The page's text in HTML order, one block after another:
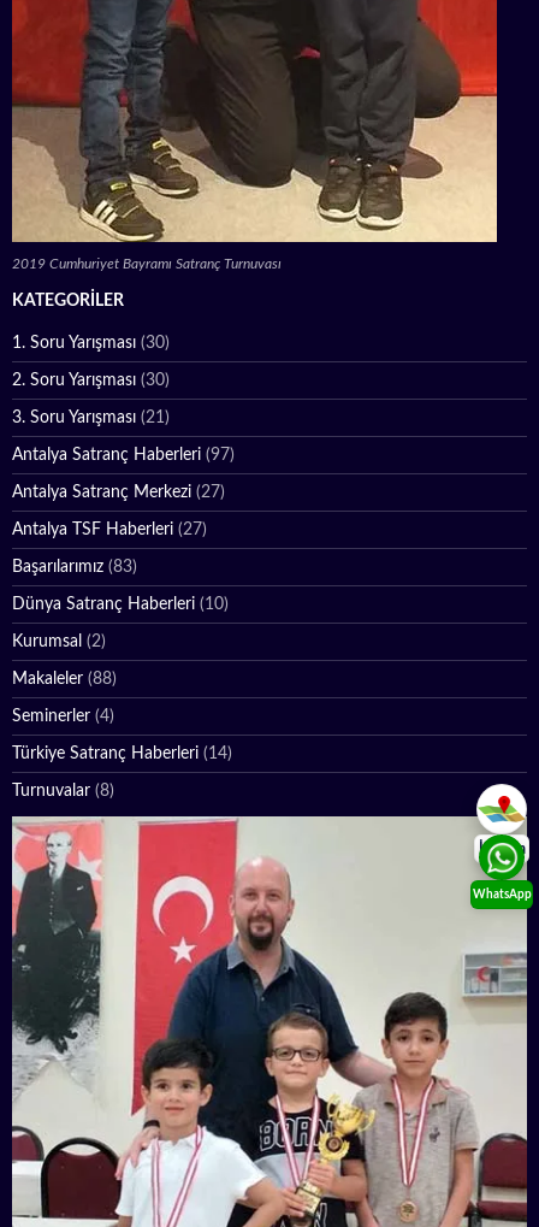
İletişim
WhatsApp
2019 Cumhuriyet Bayramı Satranç Turnuvası
KATEGORILER
1. Soru Yarışması (30)
2. Soru Yarışması (30)
3. Soru Yarışması (21)
Antalya Satranç Haberleri (97)
Antalya Satranç Merkezi (27)
Antalya TSF Haberleri (27)
Başarılarımız (83)
Dünya Satranç Haberleri (10)
Kurumsal (2)
Makaleler (88)
Seminerler (4)
Türkiye Satranç Haberleri (14)
Turnuvalar (8)